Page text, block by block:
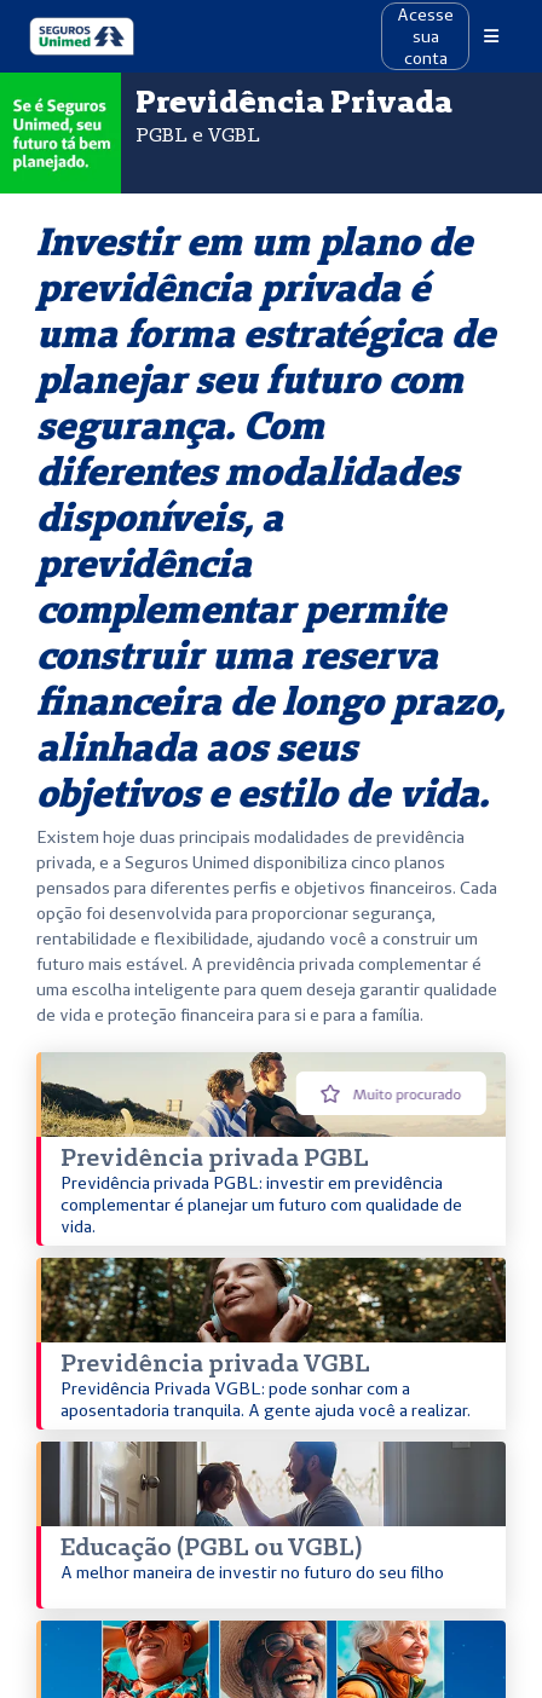
Acesse
sua
conta
Previdência Privada
PGBL e VGBL
Investir em um plano de
previdência privada é
uma forma estratégica de
planejar seu futuro com
segurança. Com
diferentes modalidades
disponíveis, a
previdência
complementar permite
construir uma reserva
financeira de longo prazo,
alinhada aos seus
objetivos e estilo de vida.
Existem hoje duas principais modalidades de previdência
privada, e a Seguros Unimed disponibiliza cinco planos
pensados para diferentes perfis e objetivos financeiros. Cada
opção foi desenvolvida para proporcionar segurança,
rentabilidade e flexibilidade, ajudando você a construir um
futuro mais estável. A previdência privada complementar é
uma escolha inteligente para quem deseja garantir qualidade
de vida e proteção financeira para si e para a família.
Previdência privada PGBL
Previdência privada PGBL: investir em previdência
complementar é planejar um futuro com qualidade de
vida.
Previdência privada VGBL
Previdência Privada VGBL: pode sonhar com a
aposentadoria tranquila. A gente ajuda você a realizar.
Educação (PGBL ou VGBL)
A melhor maneira de investir no futuro do seu filho